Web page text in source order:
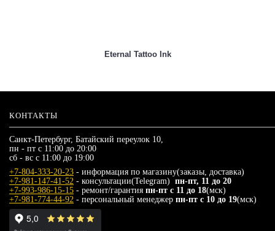
Eternal Tattoo Ink
КОНТАКТЫ
Санкт-Петербург, Батайский переулок 10,
пн - пт с 11:00 до 20:00
сб - вс с 11:00 до 19:00
+7-804-333-20-23 - информация по магазину(заказы, доставка)
+7-981-147-41-52 - консультации(Telegram) пн-пт, 11 до 20
+7-993-986-15-15 - ремонт/гарантия пн-пт с 11 до 18(мск)
+7-981-774-44-92 - персональный менеджер пн-пт с 10 до 19(мск)